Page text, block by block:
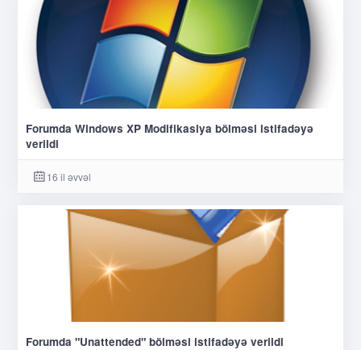
Forumda Windows XP Modifikasiya bölməsi istifadəyə
verildi
16 il əvvəl
Forumda "Unattended" bölməsi istifadəyə verildi